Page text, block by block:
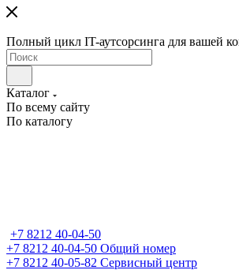
Полный цикл IT-аутсорсинга для вашей
Каталог
По всему сайту
По каталогу
+7 8212 40-04-50
+7 8212 40-04-50 Общий номер
+7 8212 40-05-82 Сервисный центр